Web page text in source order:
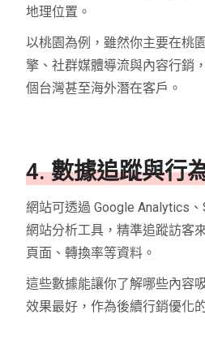
地理位置。
以桃園為例，雖然你主要在桃
擎、社群媒體導流與內容行銷
個台灣甚至海外潛在客戶。
4. 數據追蹤與行
網站可透過 Google Analytics
網站分析工具，精準追蹤訪客
頁面、轉換率等資料。
這些數據能讓你了解哪些內容
效果最好，作為後續行銷優化